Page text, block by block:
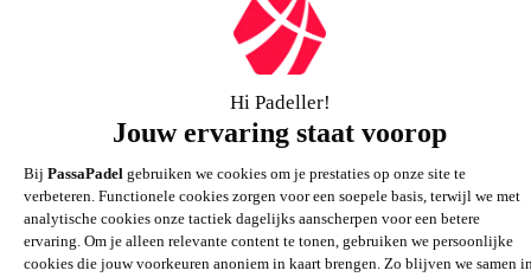
Groot assortiment
Gigantisch assortiment met meer dan 21.000+
artikelen